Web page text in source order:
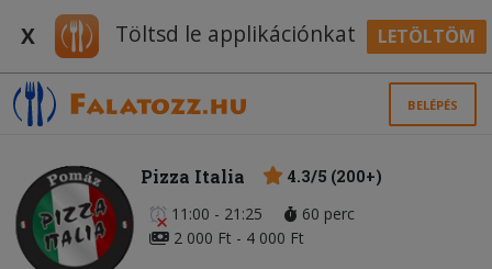
X Töltsd le applikációnkat LETÖLTÖM
BELÉPÉS
Pizza Italia
4.3/5 (200+)
11:00 - 21:25
60 perc
2 000 Ft - 4 000 Ft